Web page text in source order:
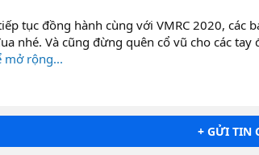
tục đồng hành cùng với VMRC 2020, các
nhé. Và cũng đừng quên cổ vũ cho các tay
mở rộng...
+ GỬI TIN